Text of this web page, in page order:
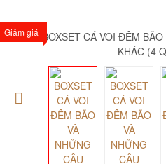
Giảm giá